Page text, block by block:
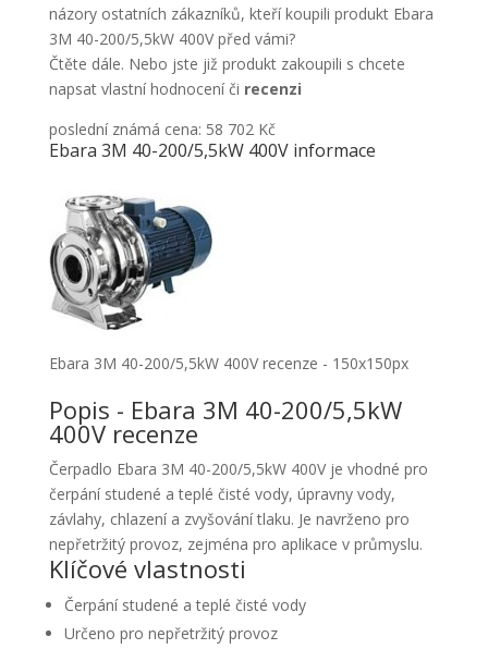
názory ostatních zákazníků, kteří koupili produkt Ebara
3M 40-200/5,5kW 400V před vámi?
Čtěte dále. Nebo jste již produkt zakoupili s chcete
napsat vlastní hodnocení či recenzi
poslední známá cena: 58 702 Kč
Ebara 3M 40-200/5,5kW 400V informace
Ebara 3M 40-200/5,5kW 400V recenze - 150x150px
Popis - Ebara 3M 40-200/5,5kW
400V recenze
Čerpadlo Ebara 3M 40-200/5,5kW 400V je vhodné pro
čerpání studené a teplé čisté vody, úpravny vody,
závlahy, chlazení a zvyšování tlaku. Je navrženo pro
nepřetržitý provoz, zejména pro aplikace v průmyslu.
Klíčové vlastnosti
Čerpání studené a teplé čisté vody
Určeno pro nepřetržitý provoz